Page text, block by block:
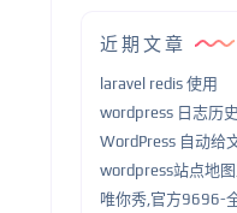
近期文章
laravel redis 使用
wordpress 日志历
WordPress 自动给
wordpress站点地
唯你秀,官方9696-